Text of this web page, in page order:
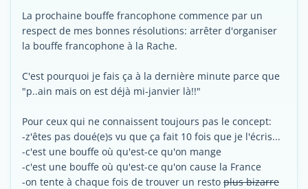
La prochaine bouffe francophone commence par un
respect de mes bonnes résolutions: arrêter d'organiser
la bouffe francophone à la Rache.
C'est pourquoi je fais ça à la dernière minute parce que
"p..ain mais on est déjà mi-janvier là!!"
Pour ceux qui ne connaissent toujours pas le concept:
-z'êtes pas doué(e)s vu que ça fait 10 fois que je l'écris...
-c'est une bouffe où qu'est-ce qu'on mange
-c'est une bouffe où qu'est-ce qu'on cause la France
-on tente à chaque fois de trouver un resto plus bizarre